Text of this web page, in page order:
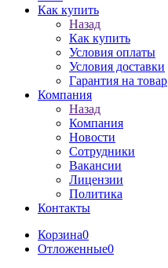
Как купить
Назад
Как купить
Условия оплаты
Условия доставки
Гарантия на товар
Компания
Назад
Компания
Новости
Сотрудники
Вакансии
Лицензии
Политика
Контакты
Корзина0
Отложенные0